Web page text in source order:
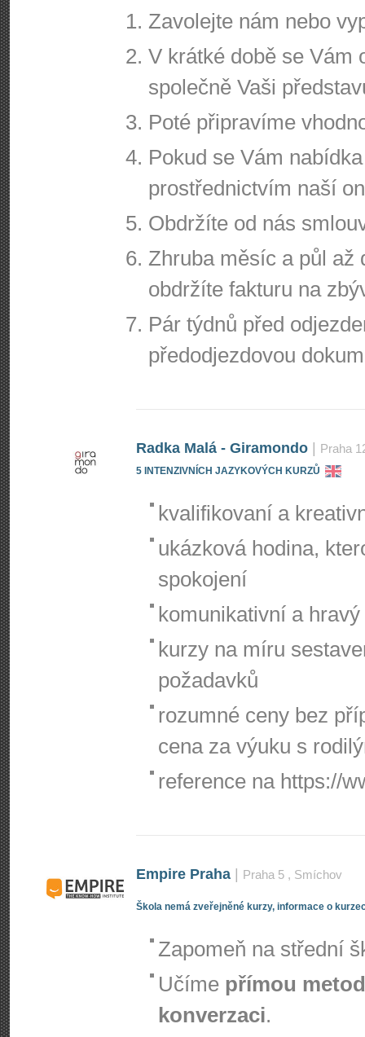
Zavolejte nám nebo
V krátké době se Vám
společně Vaši
Poté připravíme
Pokud se Vám
prostřednictvím naší
Obdržíte od nás
Zhruba měsíc a půl až
obdržíte fakturu na
Pár týdnů před
předodjezdovou
Radka Malá - Giramondo Praha
5 INTENZIVNÍCH JAZYKOVÝCH KURZŮ
kvalifikovaní a
ukázková hodina,
spokojení
komunikativní a
kurzy na míru
požadavků
rozumné ceny bez
cena za výuku s
reference na https://
Empire Praha Praha 5 , Smíchov
Škola nemá zveřejněné kurzy, informace o
Zapomeň na střední
Učíme přímou
konverzaci.